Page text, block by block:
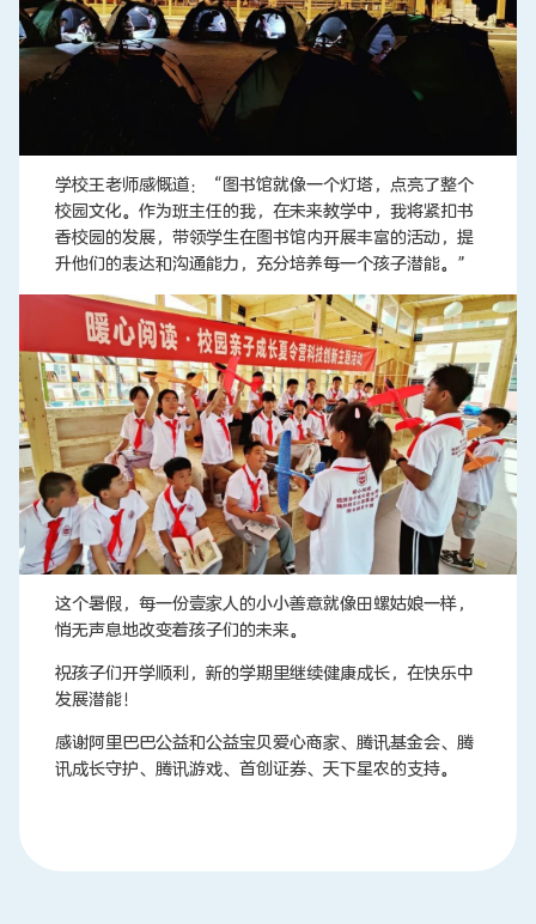
学校王老师感慨道：“图书馆就像一个灯塔，点亮了整个
校园文化。作为班主任的我，在未来教学中，我将紧扣书
香校园的发展，带领学生在图书馆内开展丰富的活动，提
升他们的表达和沟通能力，充分培养每一个孩子潜能。”
这个暑假，每一份壹家人的小小善意就像田螺姑娘一样，
悄无声息地改变着孩子们的未来。
祝孩子们开学顺利，新的学期里继续健康成长，在快乐中
发展潜能！
感谢阿里巴巴公益和公益宝贝爱心商家、腾讯基金会、腾
讯成长守护、腾讯游戏、首创证券、天下星农的支持。